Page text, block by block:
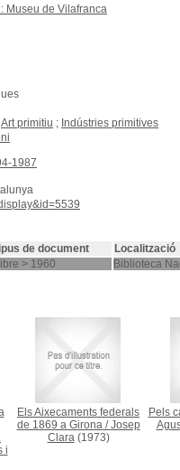
Museu de Vilafranca
Art primitiu ; Indústries primitives
1987
de document Localització
> 1960 Biblioteca
i
Els Aixecaments federals
de 1869 a Girona/Josep
Clara(1973)
Pels